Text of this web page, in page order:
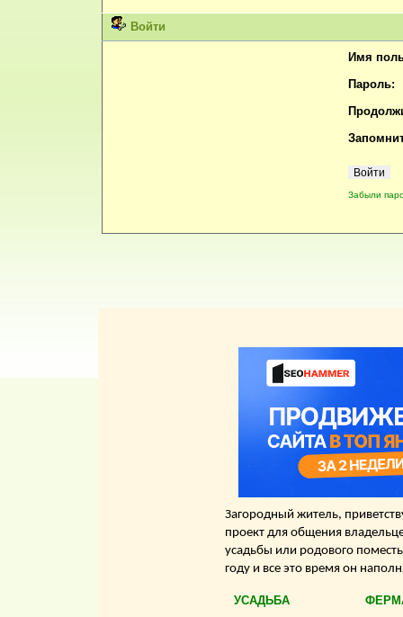
Войти
Имя
Пароль:
Забыли
Загородный житель,
проект для общения
усадьбы или родового
году и все это время он
УСАДЬБА